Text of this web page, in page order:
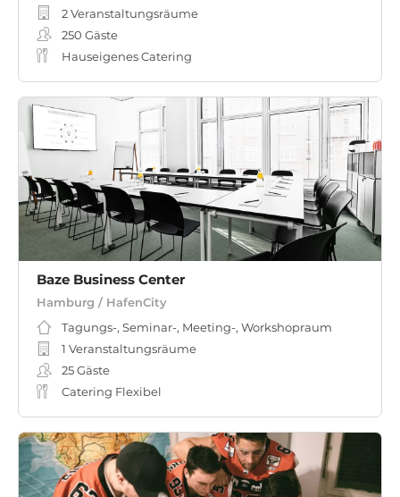
2 Veranstaltungsräume
250 Gäste
Hauseigenes Catering
Baze Business Center
Hamburg / HafenCity
Tagungs-, Seminar-, Meeting-, Workshopraum
1 Veranstaltungsräume
25Gäste
Catering Flexibel